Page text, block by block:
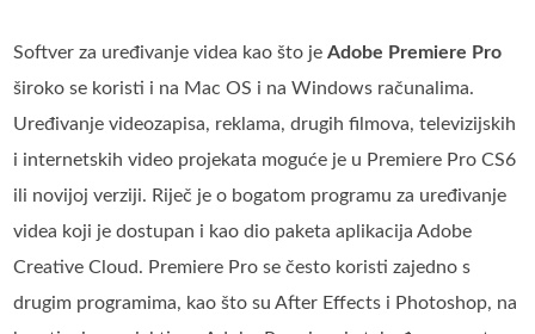
Softver za uređivanje videa kao što jeAdobe Premiere Pro
široko se koristi i na Mac OS i na Windows računalima.
Uređivanje videozapisa, reklama, drugih filmova, televizijskih
i internetskih video projekata moguće je u Premiere Pro CS6
ili novijoj verziji. Riječ je o bogatom programu za uređivanje
videa koji je dostupan i kao dio paketa aplikacija Adobe
Creative Cloud. Premiere Pro se često koristi zajedno s
drugim programima, kao što su After Effects i Photoshop, na